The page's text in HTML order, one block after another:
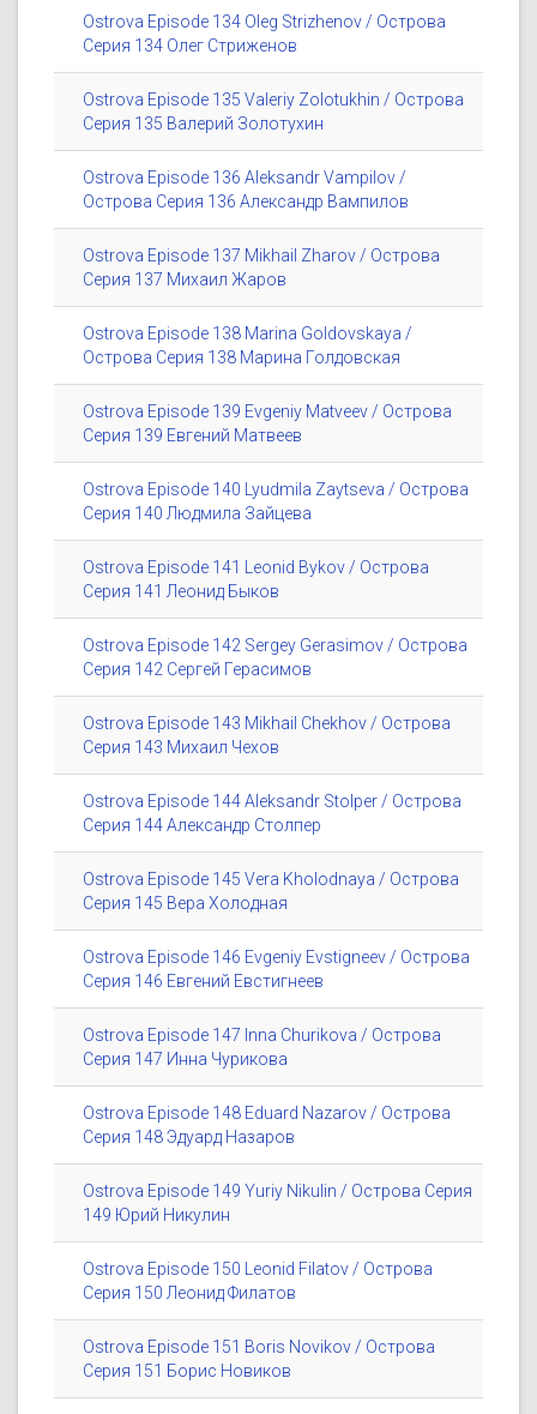
Ostrova Episode 134 Oleg Strizhenov / Острова
Серия 134 Олег Стриженов
Ostrova Episode 135 Valeriy Zolotukhin / Острова
Серия 135 Валерий Золотухин
Ostrova Episode 136 Aleksandr Vampilov /
Острова Серия 136 Александр Вампилов
Ostrova Episode 137 Mikhail Zharov / Острова
Серия 137 Михаил Жаров
Ostrova Episode 138 Marina Goldovskaya /
Острова Серия 138 Марина Голдовская
Ostrova Episode 139 Evgeniy Matveev / Острова
Серия 139 Евгений Матвеев
Ostrova Episode 140 Lyudmila Zaytseva / Острова
Серия 140 Людмила Зайцева
Ostrova Episode 141 Leonid Bykov / Острова
Серия 141 Леонид Быков
Ostrova Episode 142 Sergey Gerasimov / Острова
Серия 142 Сергей Герасимов
Ostrova Episode 143 Mikhail Chekhov / Острова
Серия 143 Михаил Чехов
Ostrova Episode 144 Aleksandr Stolper / Острова
Серия 144 Александр Столпер
Ostrova Episode 145 Vera Kholodnaya / Острова
Серия 145 Вера Холодная
Ostrova Episode 146 Evgeniy Evstigneev / Острова
Серия 146 Евгений Евстигнеев
Ostrova Episode 147 Inna Churikova / Острова
Серия 147 Инна Чурикова
Ostrova Episode 148 Eduard Nazarov / Острова
Серия 148 Эдуард Назаров
Ostrova Episode 149 Yuriy Nikulin / Острова Серия
149 Юрий Никулин
Ostrova Episode 150 Leonid Filatov / Острова
Серия 150 Леонид Филатов
Ostrova Episode 151 Boris Novikov / Острова
Серия 151 Борис Новиков